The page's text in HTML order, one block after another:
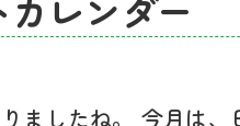
ましたね。 今月は